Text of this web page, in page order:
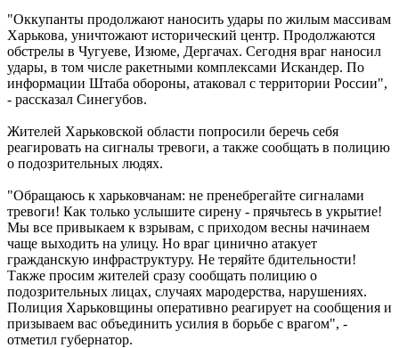
"Оккупанты продолжают наносить удары по жилым массивам
Харькова, уничтожают исторический центр. Продолжаются
обстрелы в Чугуеве, Изюме, Дергачах. Сегодня враг наносил
удары, в том числе ракетными комплексами Искандер. По
информации Штаба обороны, атаковал с территории России",
- рассказал Синегубов.
Жителей Харьковской области попросили беречь себя
реагировать на сигналы тревоги, а также сообщать в полицию
о подозрительных людях.
"Обращаюсь к харьковчанам: не пренебрегайте сигналами
тревоги! Как только услышите сирену - прячьтесь в укрытие!
Мы все привыкаем к взрывам, с приходом весны начинаем
чаще выходить на улицу. Но враг цинично атакует
гражданскую инфраструктуру. Не теряйте бдительности!
Также просим жителей сразу сообщать полицию о
подозрительных лицах, случаях мародерства, нарушениях.
Полиция Харьковщины оперативно реагирует на сообщения и
призываем вас объединить усилия в борьбе с врагом", -
отметил губернатор.